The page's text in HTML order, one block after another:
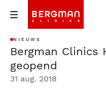
NIEUWS
Bergman Clinics
geopend
31 aug. 2018